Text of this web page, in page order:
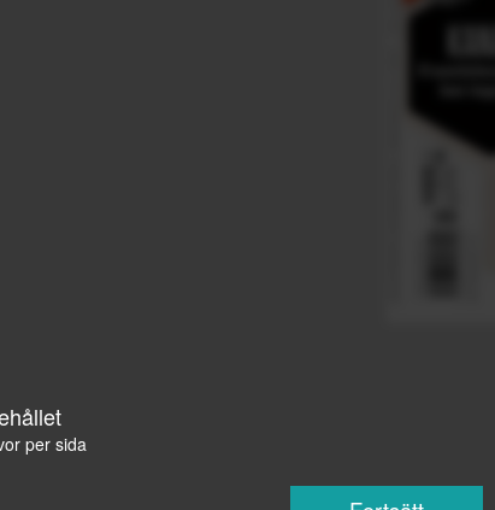
per sida